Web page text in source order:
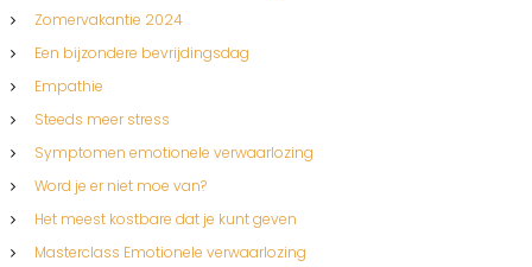
t
e
n
n
a
Zomervakantie 2024
Een bijzondere bevrijdingsdag
Empathie
Steeds meer stress
Symptomen emotionele verwaarlozing
Word je er niet moe van?
Het meest kostbare dat je kunt geven
Masterclass Emotionele verwaarlozing